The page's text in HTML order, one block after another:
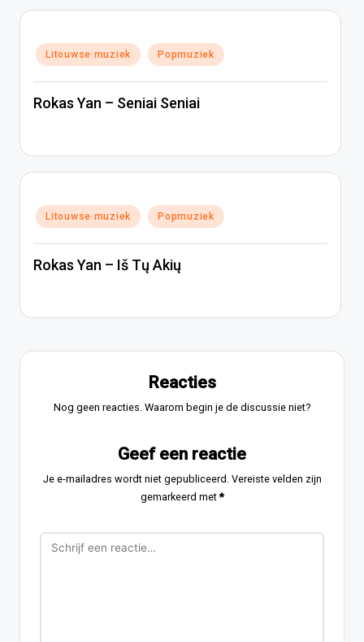
Geplaatst
in
Litouwse muziek Popmuziek
Rokas Yan – Seniai Seniai
Geplaatst
in
Litouwse muziek Popmuziek
Rokas Yan – Iš Tų Akių
Reacties
Nog geen reacties. Waarom begin je de discussie niet?
Geef een reactie
Je e-mailadres wordt niet gepubliceerd. Vereiste velden zijn
gemarkeerd met*